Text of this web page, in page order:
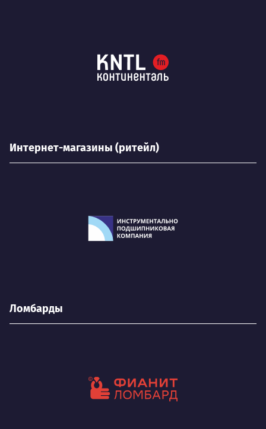
Интернет-магазины (ритейл)
Ломбарды